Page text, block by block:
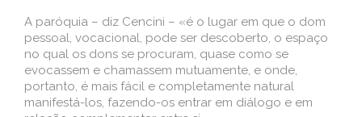
A paróquia – diz Cencini – «é o lugar em que o dom
pessoal, vocacional, pode ser descoberto, o espaço
no qual os dons se procuram, quase como se
evocassem e chamassem mutuamente, e onde,
portanto, é mais fácil e completamente natural
manifestá-los, fazendo-os entrar em diálogo e em